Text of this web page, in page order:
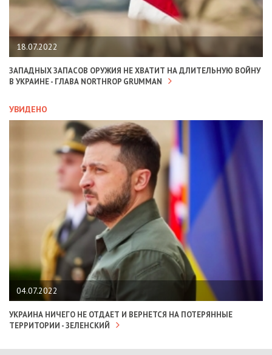
18.07.2022
ЗАПАДНЫХ ЗАПАСОВ ОРУЖИЯ НЕ ХВАТИТ НА ДЛИТЕЛЬНУЮ ВОЙНУ
В УКРАИНЕ - ГЛАВА NORTHROP GRUMMAN
УВИДЕНО
04.07.2022
УКРАИНА НИЧЕГО НЕ ОТДАЕТ И ВЕРНЕТСЯ НА ПОТЕРЯННЫЕ
ТЕРРИТОРИИ - ЗЕЛЕНСКИЙ